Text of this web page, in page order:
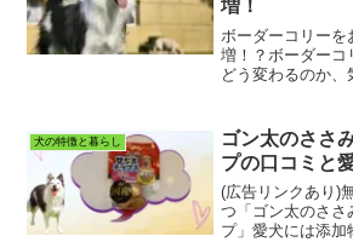
増！
ボーダーコリーを
増！？ボーダーコ
どう変わるのか、
日の「歩数の増
善」です。お迎え
犬の特徴と暮らし
ゴン太のささ
プの口コミと
(広告リンクあり)
つ「ゴン太のささ
プ」愛犬には添加